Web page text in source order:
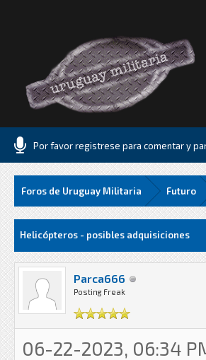
Por favor registrese para comentar y
Foros de Uruguay Militaria Futuro
MediaHelicópteros - posibles adquisiciones
Parca666
Posting Freak
06-22-2023, 06:34